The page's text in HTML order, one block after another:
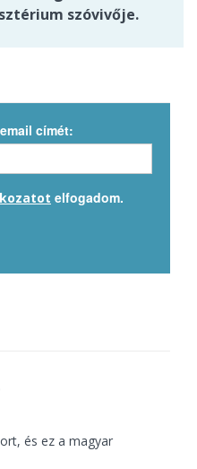
szóvivője.
címét:
elfogadom.
és ez a magyar